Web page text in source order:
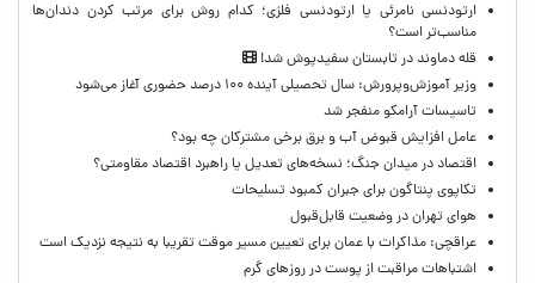
ارتودنسی نامرئی یا ارتودنسی فلزی؛ کدام روش برای مرتب کردن دندان‌ها
مناسب‌تر است؟
قله دماوند در تابستان سفیدپوش شد!
وزیر آموزش‌وپرورش: سال تحصیلی آینده ۱۰۰ درصد حضوری آغاز می‌شود
تاسیسات آرامکو منفجر شد
عامل افزایش قبوض آب و برق برخی مشترکان چه بود؟
اقتصاد در میدان جنگ؛ نسخه‌های تعدیل یا راهبرد اقتصاد مقاومتی؟
تکاپوی پنتاگون برای جبران کمبود تسلیحات
هوای تهران در وضعیت قابل‌قبول
عراقچی: مذاکرات با عمان برای تعیین مسیر موقت تقریبا به نتیجه نزدیک است
اشتباهات مراقبت از پوست در روزهای گرم